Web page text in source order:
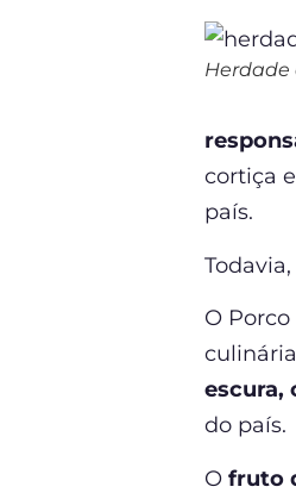
Herdade
cortiça
país.
O
escura,
do país.
O fruto